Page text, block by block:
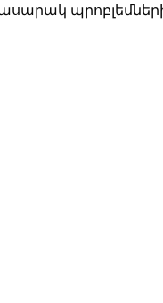
պրոբլեմների